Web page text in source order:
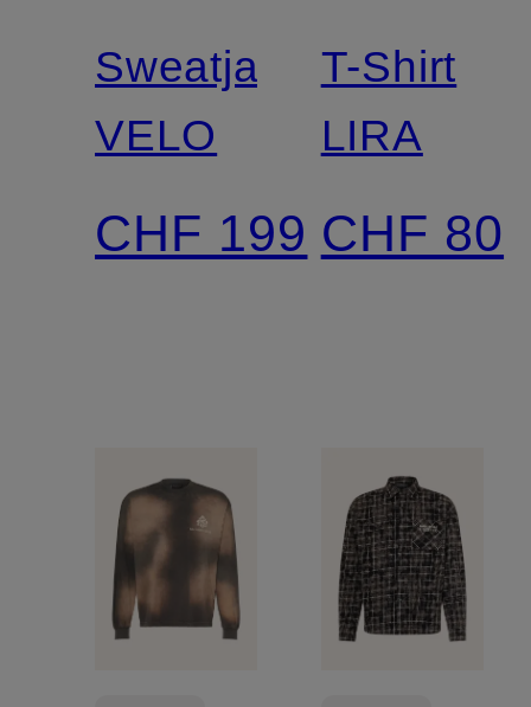
culture
Sweatjacke
VELO
CHF 199
culture
T-Shirt
LIRA
CHF 80